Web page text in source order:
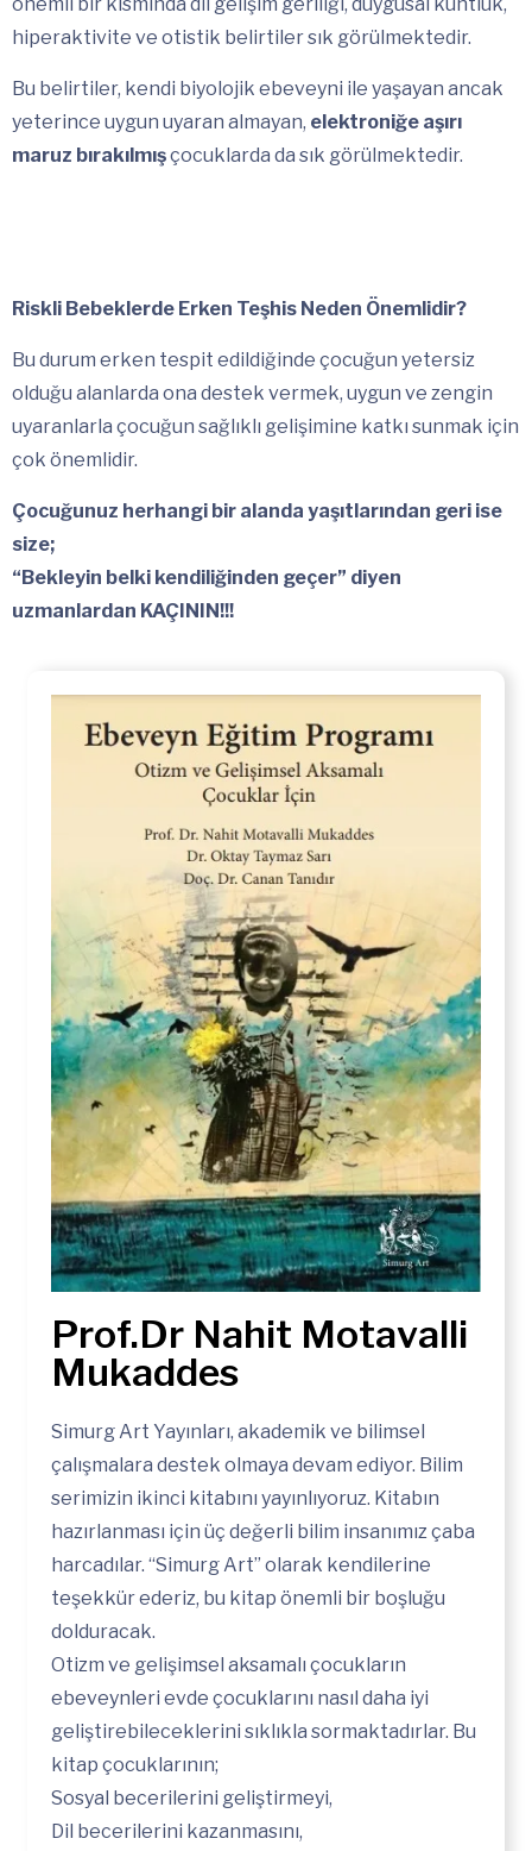
hiperaktivite ve otistik belirtiler sık görülmektedir.
Bu belirtiler, kendi biyolojik ebeveyni ile yaşayan ancak
yeterince uygun uyaran almayan, elektroniğe aşırı
maruz bırakılmışçocuklarda da sık görülmektedir.
Riskli Bebeklerde Erken Teşhis Neden Önemlidir?
Bu durum erken tespit edildiğinde çocuğun yetersiz
olduğu alanlarda ona destek vermek, uygun ve zengin
uyaranlarla çocuğun sağlıklı gelişimine katkı sunmak için
çok önemlidir.
Çocuğunuz herhangi bir alanda yaşıtlarından geri ise
size;
“Bekleyin belki kendiliğinden geçer” diyen
uzmanlardan KAÇININ!!!
Simurg Art Yayınları, akademik ve bilimsel
çalışmalara destek olmaya devam ediyor. Bilim
serimizin ikinci kitabını yayınlıyoruz. Kitabın
hazırlanması için üç değerli bilim insanımız çaba
harcadılar. “Simurg Art” olarak kendilerine
teşekkür ederiz, bu kitap önemli bir boşluğu
dolduracak.
Otizm ve gelişimsel aksamalı çocukların
ebeveynleri evde çocuklarını nasıl daha iyi
geliştirebileceklerini sıklıkla sormaktadırlar. Bu
kitap çocuklarının;
Sosyal becerilerini geliştirmeyi,
Dil becerilerini kazanmasını,